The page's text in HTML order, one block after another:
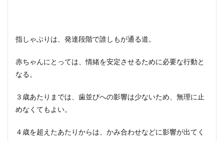
指しゃぶりは、発達段階で誰しもが通る道。
赤ちゃんにとっては、情緒を安定させるために必要な行動と
なる。
３歳あたりまでは、歯並びへの影響は少ないため、無理に止
めなくてもよい。
４歳を超えたあたりからは、かみ合わせなどに影響が出てく